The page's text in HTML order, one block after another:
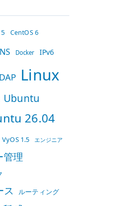
CentOS 6
Docker IPv6
Linux
Ubuntu
26.04
VyOS 1.5 エンジニア
管理
ス ルーティング